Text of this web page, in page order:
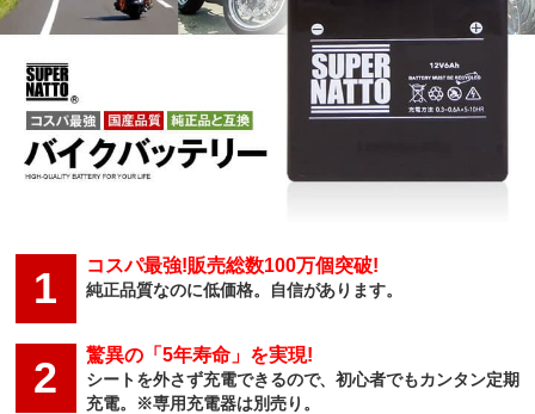
1 コスパ最強!販売総数100万個突破!
純正品質なのに低価格。自信があります。
2 驚異の「5年寿命」を実現!
シートを外さず充電できるので、初心者でもカンタン定期
充電。※専用充電器は別売り。